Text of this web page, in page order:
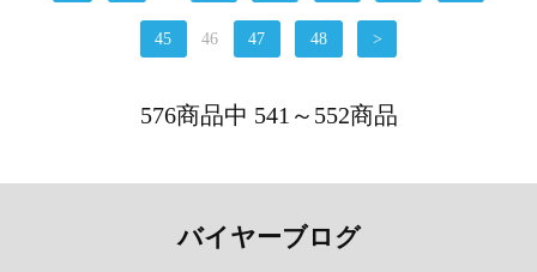
45 46 47 48 >
576商品中 541～552商品
バイヤーブログ